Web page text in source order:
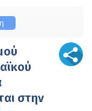
στην